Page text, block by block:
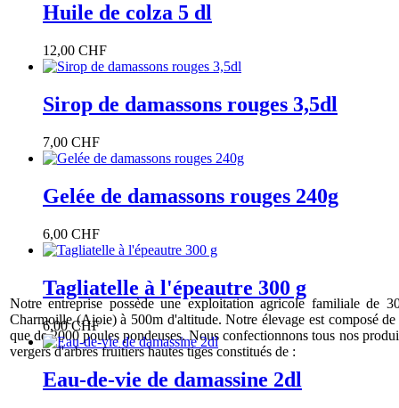
Huile de colza 5 dl
12,00 CHF
Sirop de damassons rouges 3,5dl
7,00 CHF
Gelée de damassons rouges 240g
6,00 CHF
Tagliatelle à l'épeautre 300 g
6,00 CHF
Eau-de-vie de damassine 2dl
Notre entreprise possède une exploitation agricole familiale de
Charmoille (Ajoie) à 500m d'altitude. Notre élevage est composé
que de 2000 poules pondeuses. Nous confectionnons tous nos
vergers d'arbres fruitiers hautes tiges constitués de :